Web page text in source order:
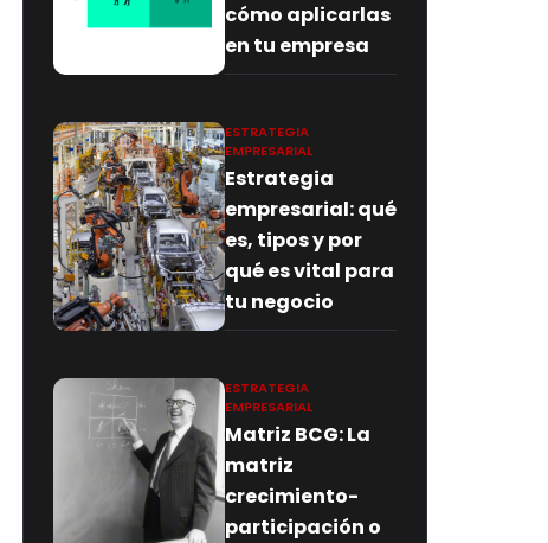
cómo aplicarlas
en tu empresa
ESTRATEGIA
EMPRESARIAL
Estrategia
empresarial: qué
es, tipos y por
qué es vital para
tu negocio
ESTRATEGIA
EMPRESARIAL
Matriz BCG: La
matriz
crecimiento-
participación o